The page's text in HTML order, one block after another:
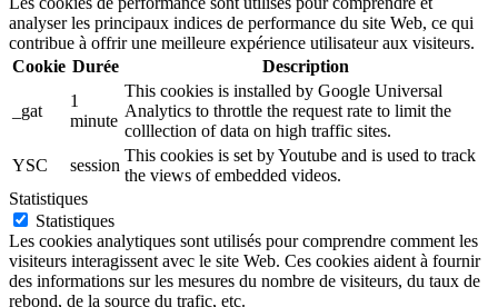
analyser les principaux indices de performance du site Web, ce qui
contribue à offrir une meilleure expérience utilisateur aux visiteurs.
Cookie Durée Description
_gat
1
minute
This cookies is installed by Google Universal
Analytics to throttle the request rate to limit the
colllection of data on high traffic sites.
YSC
session
This cookies is set by Youtube and is used to track
the views of embedded videos.
Statistiques
Statistiques
Les cookies analytiques sont utilisés pour comprendre comment les
visiteurs interagissent avec le site Web. Ces cookies aident à fournir
des informations sur les mesures du nombre de visiteurs, du taux de
rebond, de la source du trafic, etc.